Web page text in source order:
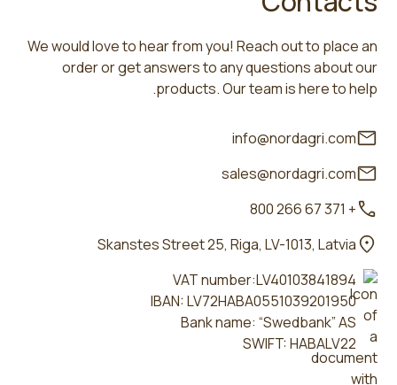
We would love to hear from you! Reach out to place an
order or get answers to any questions about our
products. Our team is here to help.
info@nordagri.com
sales@nordagri.com
+ 371 67 266 800
Skanstes Street 25, Riga, LV-1013, Latvia
VAT number:LV40103841894
IBAN: LV72HABA0551039201950
Bank name: “Swedbank” AS
SWIFT: HABALV22